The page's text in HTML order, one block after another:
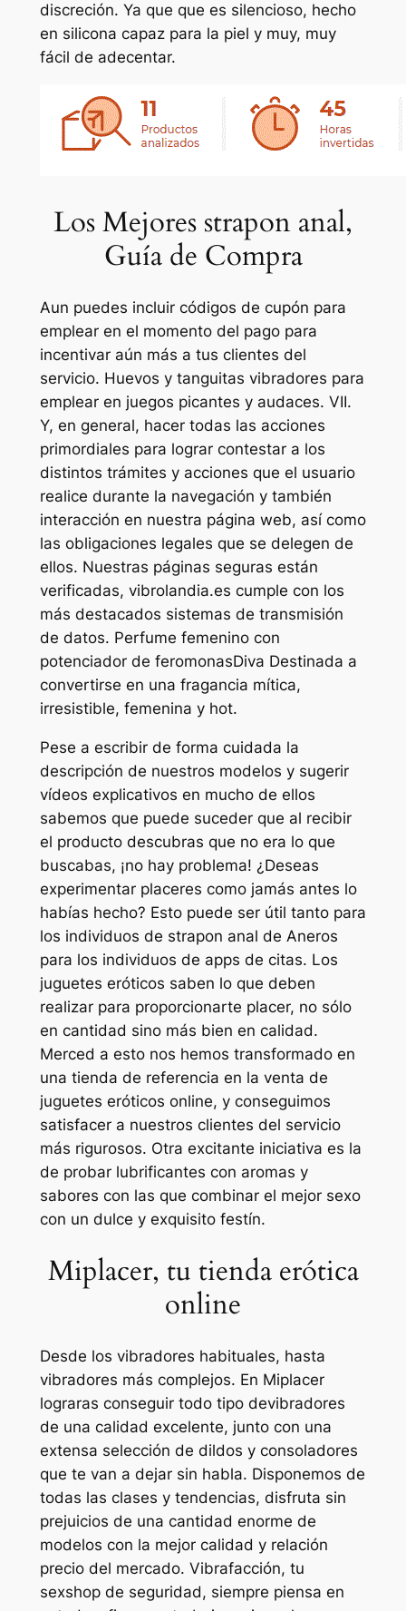
discreción. Ya que que es silencioso, hecho
en silicona capaz para la piel y muy, muy
fácil de adecentar.
Los Mejores strapon anal,
Guía de Compra
Aun puedes incluir códigos de cupón para
emplear en el momento del pago para
incentivar aún más a tus clientes del
servicio. Huevos y tanguitas vibradores para
emplear en juegos picantes y audaces. VII.
Y, en general, hacer todas las acciones
primordiales para lograr contestar a los
distintos trámites y acciones que el usuario
realice durante la navegación y también
interacción en nuestra página web, así como
las obligaciones legales que se delegen de
ellos. Nuestras páginas seguras están
verificadas, vibrolandia.es cumple con los
más destacados sistemas de transmisión
de datos. Perfume femenino con
potenciador de feromonasDiva Destinada a
convertirse en una fragancia mítica,
irresistible, femenina y hot.
Pese a escribir de forma cuidada la
descripción de nuestros modelos y sugerir
vídeos explicativos en mucho de ellos
sabemos que puede suceder que al recibir
el producto descubras que no era lo que
buscabas, ¡no hay problema! ¿Deseas
experimentar placeres como jamás antes lo
habías hecho? Esto puede ser útil tanto para
los individuos de strapon anal de Aneros
para los individuos de apps de citas. Los
juguetes eróticos saben lo que deben
realizar para proporcionarte placer, no sólo
en cantidad sino más bien en calidad.
Merced a esto nos hemos transformado en
una tienda de referencia en la venta de
juguetes eróticos online, y conseguimos
satisfacer a nuestros clientes del servicio
más rigurosos. Otra excitante iniciativa es la
de probar lubrificantes con aromas y
sabores con las que combinar el mejor sexo
con un dulce y exquisito festín.
Miplacer, tu tienda erótica
online
Desde los vibradores habituales, hasta
vibradores más complejos. En Miplacer
lograras conseguir todo tipo devibradores
de una calidad excelente, junto con una
extensa selección de dildos y consoladores
que te van a dejar sin habla. Disponemos de
todas las clases y tendencias, disfruta sin
prejuicios de una cantidad enorme de
modelos con la mejor calidad y relación
precio del mercado. Vibrafacción, tu
sexshop de seguridad, siempre piensa en